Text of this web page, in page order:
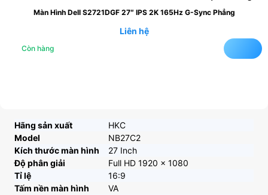
Màn Hình Dell S2721DGF 27″ IPS 2K 165Hz G-Sync Phẳng
Liên hệ
Còn hàng
Hãng sản xuất
HKC
Model
NB27C2
Kích thước màn hình
27 Inch
Độ phân giải
Full HD 1920 x 1080
Tỉ lệ
16:9
Tấm nền màn hình
VA